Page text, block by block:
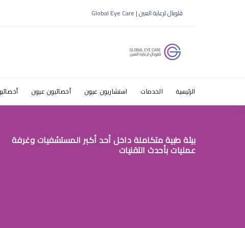
افضل
قلوبال لرعاية العين | Global Eye Care
الرئيسية الخدمات استشاريون عيون أخصائيون عيون
بيئة طبية متكاملة داخل أحد أكبر المستشفيات وغرفة
عمليات بأحدث التقنيات